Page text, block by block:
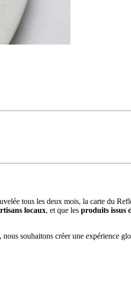
tous les deux mois, la carte du
locaux, et que les produits issus
souhaitons créer une expérience